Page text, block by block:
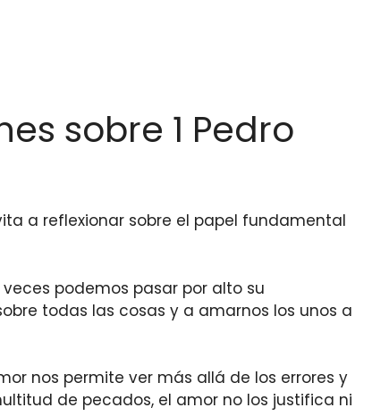
sobre 1 Pedro
a reflexionar sobre el papel fundamental
veces podemos pasar por alto su
todas las cosas y a amarnos los unos a
nos permite ver más allá de los errores y
de pecados, el amor no los justifica ni